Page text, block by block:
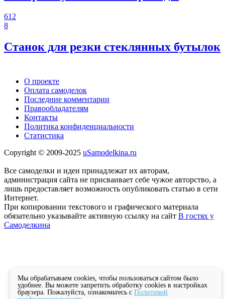
612
8
Станок для резки стеклянных бутылок
О проекте
Оплата самоделок
Последние комментарии
Правообладателям
Контакты
Политика конфиденциальности
Статистика
Copyright © 2009-2025 uSamodelkina.ru
Все самоделки и идеи принадлежат их авторам,
администрация сайта не присваивает себе чужое авторство, а
лишь предоставляет возможность опубликовать статью в сети
Интернет.
При копировании текстового и графического материала
обязательно указывайте активную ссылку на сайт В гостях у
Самоделкина
Мы обрабатываем cookies, чтобы пользоваться сайтом было
удобнее. Вы можете запретить обработку cookies в настройках
браузера. Пожалуйста, ознакомьтесь с Политикой